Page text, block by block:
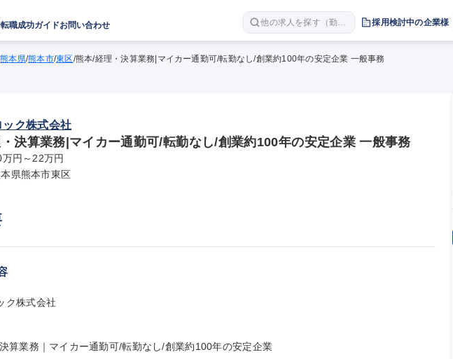
転職成功ガイドお問い合わせ
他の求人を探す（勤務
地 職種 年収など）
採用検討中の企業様
熊本県/熊本市/東区/熊本/経理・決算業務|マイカー通勤可/転勤なし/創業約100年の安定企業 一般事務
ク株式会社
決算業務|マイカー通勤可/転勤なし/創業約100年の安定企業 一般事務
万円～22万円
県熊本市東区
ク株式会社
算業務｜マイカー通勤可/転勤なし/創業約100年の安定企業